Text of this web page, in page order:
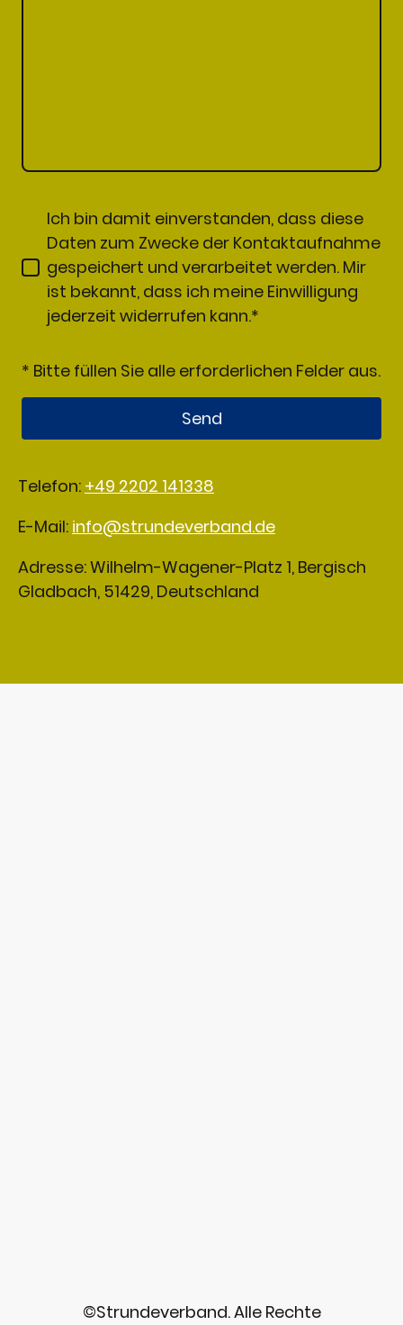
Ich bin damit einverstanden, dass diese
Daten zum Zwecke der Kontaktaufnahme
gespeichert und verarbeitet werden. Mir
ist bekannt, dass ich meine Einwilligung
jederzeit widerrufen kann.*
* Bitte füllen Sie alle erforderlichen Felder aus.
Send
Telefon: +49 2202 141338
E-Mail: info@strundeverband.de
Adresse: Wilhelm-Wagener-Platz 1, Bergisch
Gladbach, 51429, Deutschland
©Strundeverband. Alle Rechte